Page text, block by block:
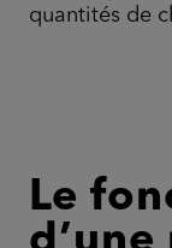
quantités de
Le